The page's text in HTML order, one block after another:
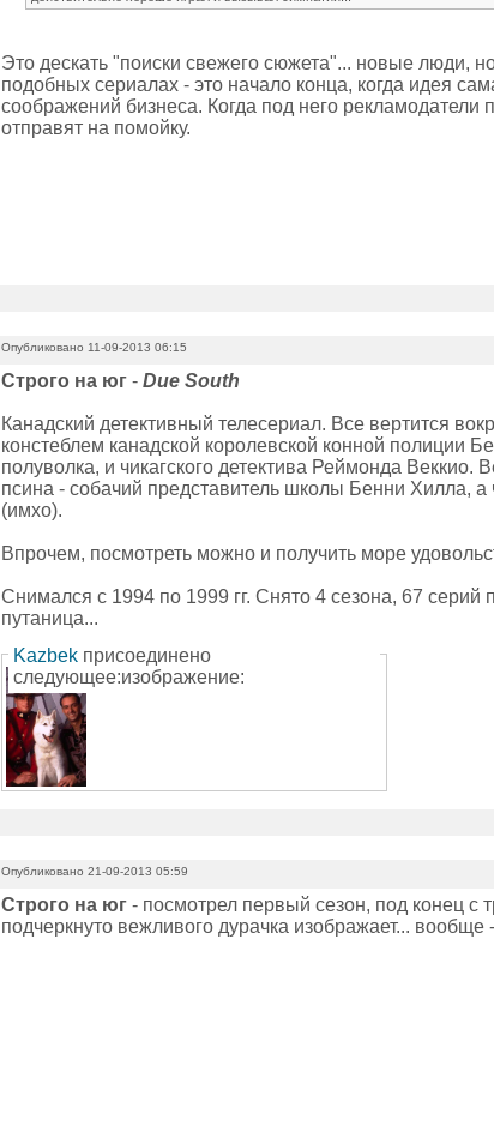
Это дескать "поиски свежего сюжета"... новые люди,
подобных сериалах - это начало конца, когда идея
соображений бизнеса. Когда под него рекламодатели
отправят на помойку.
Опубликовано 11-09-2013 06:15
Строго на юг - Due South
Канадский детективный телесериал. Все вертится
констеблем канадской королевской конной полиции
полуволка, и чикагского детектива Реймонда Веккио.
псина - собачий представитель школы Бенни Хилла, а
(имхо).
Впрочем, посмотреть можно и получить море
Снимался с 1994 по 1999 гг. Снято 4 сезона, 67 серий
путаница...
Kazbek присоединено
следующее:изображение:
Опубликовано 21-09-2013 05:59
Строго на юг - посмотрел первый сезон, под конец
подчеркнуто вежливого дурачка изображает... вообще